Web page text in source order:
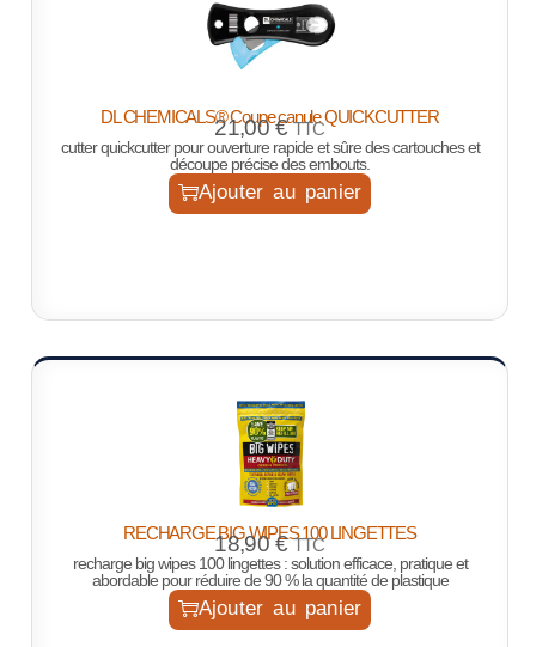
DL CHEMICALS® Coupe canule QUICKCUTTER
21,00€ TTC
cutter quickcutter pour ouverture rapide et sûre des cartouches et
découpe précise des embouts.
Ajouter au panier
RECHARGE BIG WIPES 100 LINGETTES
18,90€ TTC
recharge big wipes 100 lingettes : solution efficace, pratique et
abordable pour réduire de 90 % la quantité de plastique
Ajouter au panier